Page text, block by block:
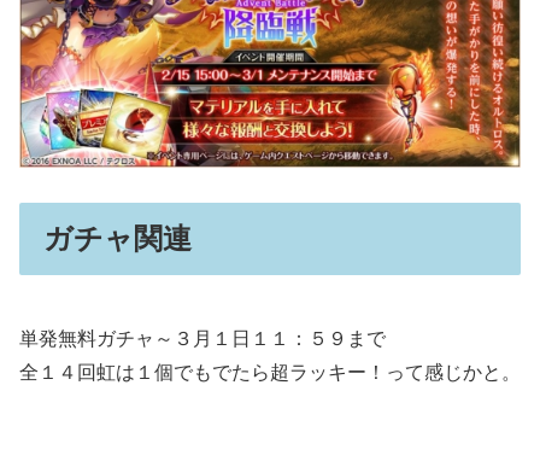
ガチャ関連
単発無料ガチャ～３月１日１１：５９まで
全１４回虹は１個でもでたら超ラッキー！って感じかと。